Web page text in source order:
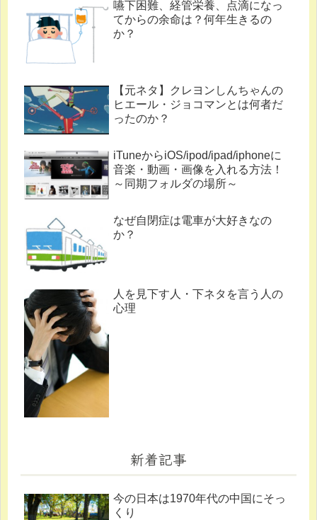
嚥下困難、経管栄養、点滴になっ
てからの余命は？何年生きるの
か？
【元ネタ】クレヨンしんちゃんの
ヒエール・ジョコマンとは何者だ
ったのか？
iTuneからiOS/ipod/ipad/iphoneに
音楽・動画・画像を入れる方法！
～同期フォルダの場所～
なぜ自閉症は電車が大好きなの
か？
人を見下す人・下ネタを言う人の
心理
新着記事
今の日本は1970年代の中国にそっ
くり